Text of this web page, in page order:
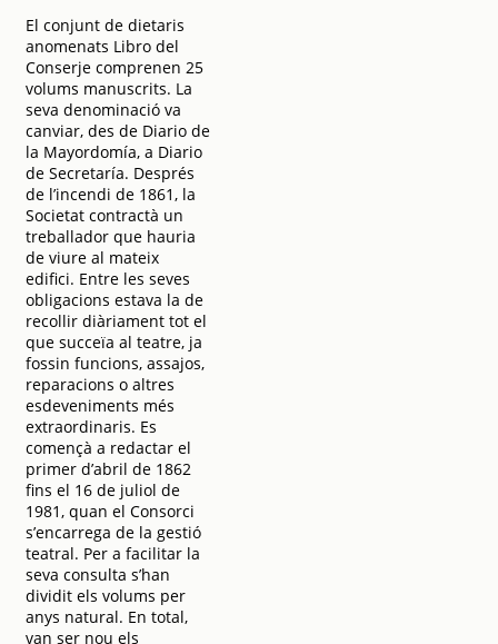
El conjunt de dietaris
anomenats Libro del
Conserje comprenen 25
volums manuscrits. La
seva denominació va
canviar, des de Diario de
la Mayordomía, a Diario
de Secretaría. Després
de l’incendi de 1861, la
Societat contractà un
treballador que hauria
de viure al mateix
edifici. Entre les seves
obligacions estava la de
recollir diàriament tot el
que succeïa al teatre, ja
fossin funcions, assajos,
reparacions o altres
esdeveniments més
extraordinaris. Es
començà a redactar el
primer d’abril de 1862
fins el 16 de juliol de
1981, quan el Consorci
s’encarrega de la gestió
teatral. Per a facilitar la
seva consulta s’han
dividit els volums per
anys natural. En total,
van ser nou els